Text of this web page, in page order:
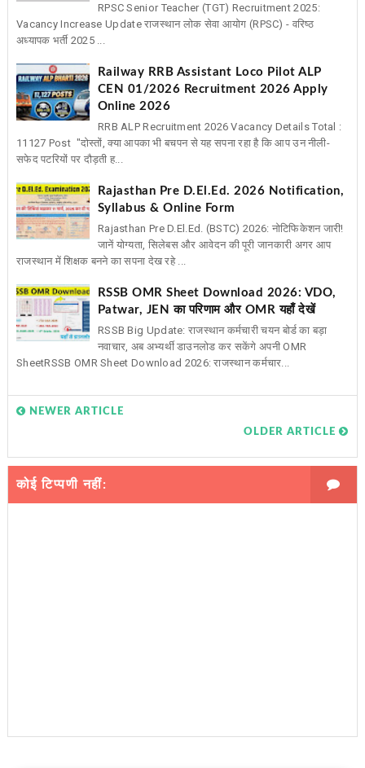
RPSC Senior Teacher (TGT) Recruitment 2025:
Vacancy Increase Update राजस्थान लोक सेवा आयोग (RPSC) - वरिष्ठ
अध्यापक भर्ती 2025 ...
Railway RRB Assistant Loco Pilot ALP
CEN 01/2026 Recruitment 2026 Apply
Online 2026
RRB ALP Recruitment 2026 Vacancy Details Total :
11127 Post "दोस्तों, क्या आपका भी बचपन से यह सपना रहा है कि आप उन नीली-
सफेद पटरियों पर दौड़ती ह...
Rajasthan Pre D.El.Ed. 2026 Notification,
Syllabus & Online Form
Rajasthan Pre D.El.Ed. (BSTC) 2026: नोटिफिकेशन जारी!
जानें योग्यता, सिलेबस और आवेदन की पूरी जानकारी अगर आप
राजस्थान में शिक्षक बनने का सपना देख रहे ...
RSSB OMR Sheet Download 2026: VDO,
Patwar, JEN का परिणाम और OMR यहाँ देखें
RSSB Big Update: राजस्थान कर्मचारी चयन बोर्ड का बड़ा
नवाचार, अब अभ्यर्थी डाउनलोड कर सकेंगे अपनी OMR
SheetRSSB OMR Sheet Download 2026: राजस्थान कर्मचार...
NEWER ARTICLE
OLDER ARTICLE
कोई टिप्पणी नहीं: